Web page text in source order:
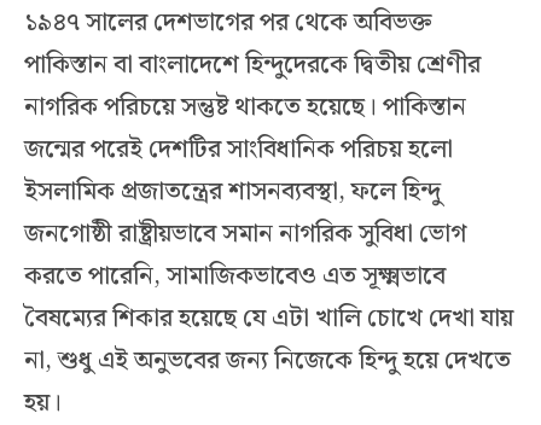
১৯৪৭ সালের দেশভাগের পর থেকে অবিভক্ত
পাকিস্তান বা বাংলাদেশে হিন্দুদেরকে দ্বিতীয় শ্রেণীর
নাগরিক পরিচয়ে সন্তুষ্ট থাকতে হয়েছে। পাকিস্তান
জন্মের পরেই দেশটির সাংবিধানিক পরিচয় হলো
ইসলামিক প্রজাতন্ত্রের শাসনব্যবস্থা, ফলে হিন্দু
জনগোষ্ঠী রাষ্ট্রীয়ভাবে সমান নাগরিক সুবিধা ভোগ
করতে পারেনি, সামাজিকভাবেও এত সূক্ষ্মভাবে
বৈষম্যের শিকার হয়েছে যে এটা খালি চোখে দেখা যায়
না, শুধু এই অনুভবের জন্য নিজেকে হিন্দু হয়ে দেখতে
হয়।